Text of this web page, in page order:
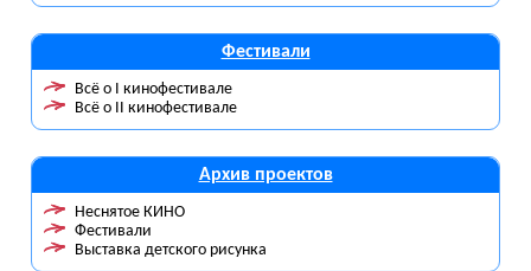
Фестивали
Всё о I кинофестивале
Всё о II кинофестивале
Архив проектов
Неснятое КИНО
Фестивали
Выставка детского рисунка